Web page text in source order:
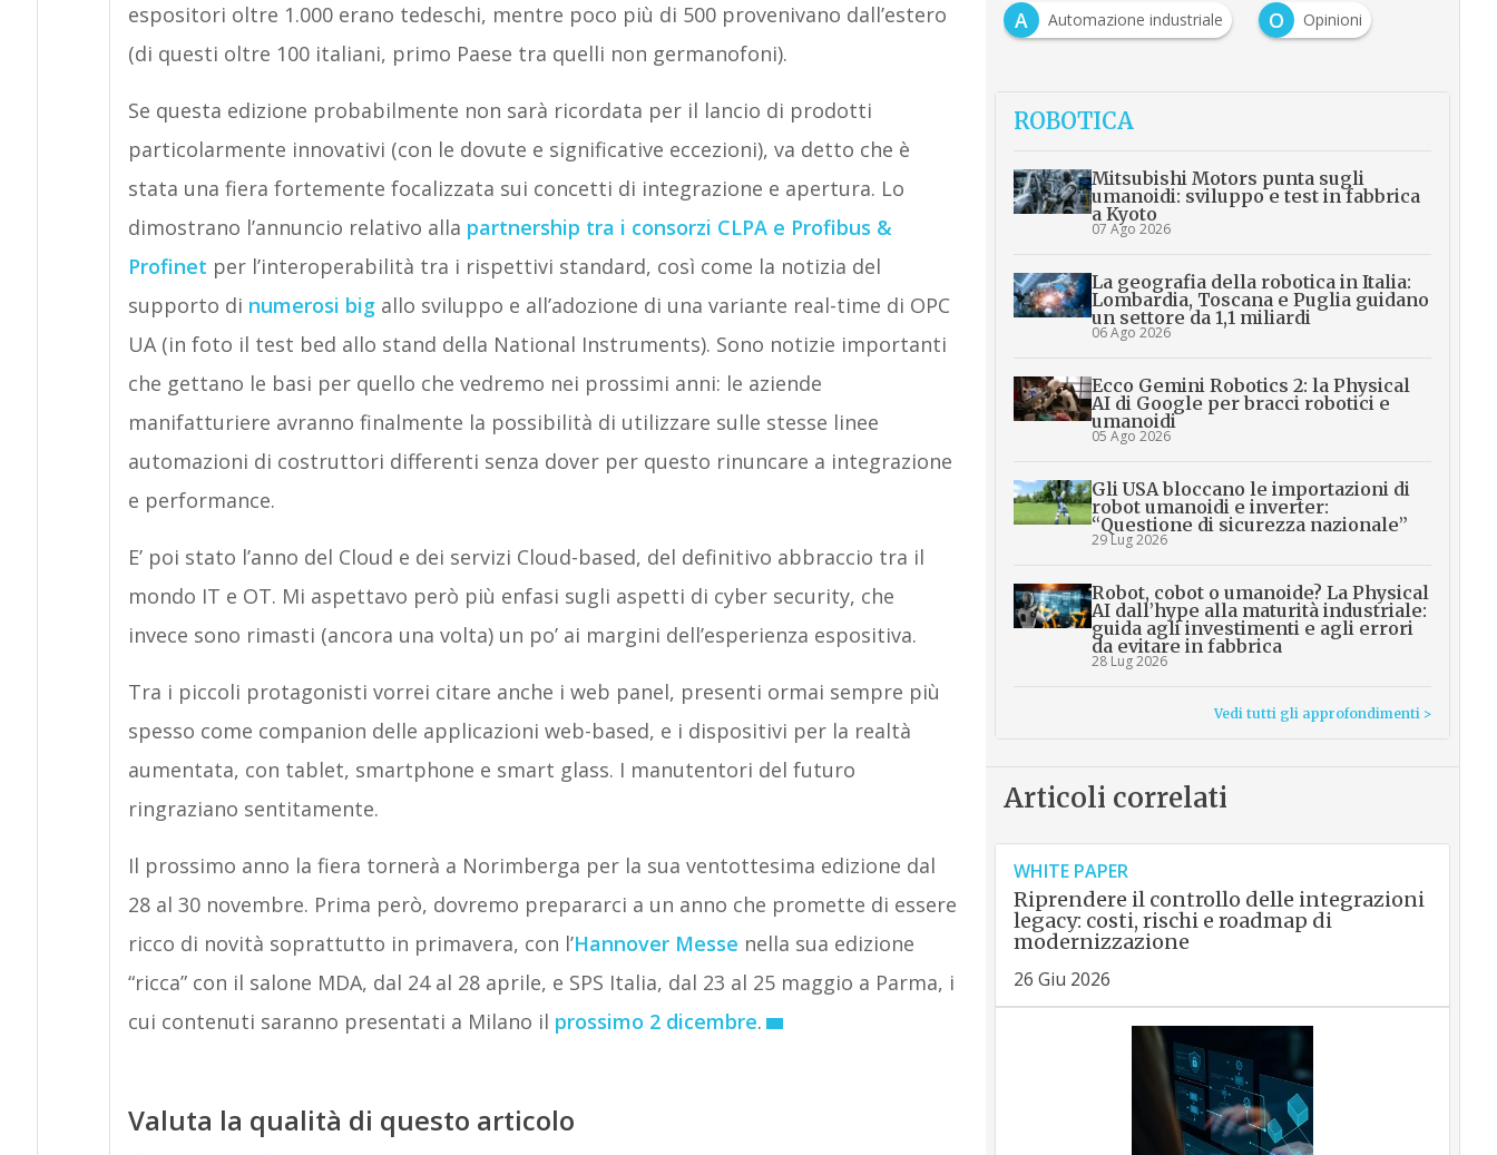
espositori oltre 1.000 erano tedeschi, mentre poco più di 500 provenivano dall’estero
(di questi oltre 100 italiani, primo Paese tra quelli non germanofoni).
Se questa edizione probabilmente non sarà ricordata per il lancio di prodotti
particolarmente innovativi (con le dovute e significative eccezioni), va detto che è
stata una fiera fortemente focalizzata sui concetti di integrazione e apertura. Lo
dimostrano l’annuncio relativo alla partnership tra i consorzi CLPA e Profibus &
Profinet per l’interoperabilità tra i rispettivi standard, così come la notizia del
supporto di numerosi bigallo sviluppo e all’adozione di una variante real-time di OPC
UA (in foto il test bed allo stand della National Instruments). Sono notizie importanti
che gettano le basi per quello che vedremo nei prossimi anni: le aziende
manifatturiere avranno finalmente la possibilità di utilizzare sulle stesse linee
automazioni di costruttori differenti senza dover per questo rinuncare a integrazione
e performance.
E’ poi stato l’anno del Cloud e dei servizi Cloud-based, del definitivo abbraccio tra il
mondo IT e OT. Mi aspettavo però più enfasi sugli aspetti di cyber security, che
invece sono rimasti (ancora una volta) un po’ ai margini dell’esperienza espositiva.
Tra i piccoli protagonisti vorrei citare anche i web panel, presenti ormai sempre più
spesso come companion delle applicazioni web-based, e i dispositivi per la realtà
aumentata, con tablet, smartphone e smart glass. I manutentori del futuro
ringraziano sentitamente.
Il prossimo anno la fiera tornerà a Norimberga per la sua ventottesima edizione dal
28 al 30 novembre. Prima però, dovremo prepararci a un anno che promette di essere
ricco di novità soprattutto in primavera, con l’Hannover Messe nella sua edizione
“ricca” con il salone MDA, dal 24 al 28 aprile, e SPS Italia, dal 23 al 25 maggio a Parma, i
cui contenuti saranno presentati a Milano il prossimo 2 dicembre.
Valuta la qualità di questo articolo
A
Automazione industriale O Opinioni
ROBOTICA
Mitsubishi Motors punta sugli
umanoidi: sviluppo e test in fabbrica
a Kyoto
07 Ago 2026
La geografia della robotica in Italia:
Lombardia, Toscana e Puglia guidano
un settore da 1,1 miliardi
06 Ago 2026
Ecco Gemini Robotics 2: la Physical
AI di Google per bracci robotici e
umanoidi
05 Ago 2026
Gli USA bloccano le importazioni di
robot umanoidi e inverter:
“Questione di sicurezza nazionale”
29 Lug 2026
Robot, cobot o umanoide? La Physical
AI dall’hype alla maturità industriale:
guida agli investimenti e agli errori
da evitare in fabbrica
28 Lug 2026
Vedi tutti gli approfondimenti >
Articoli correlati
WHITE PAPER
Riprendere il controllo delle integrazioni
legacy: costi, rischi e roadmap di
modernizzazione
26 Giu 2026